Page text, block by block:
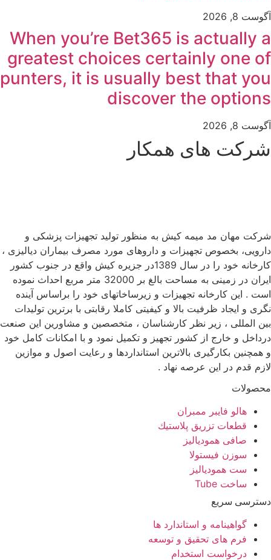
آگوست 8, 2026
When you’re Bet365 is actually a
greatest choices certainly one of
punters, it is usually best that you
discover the options
آگوست 8, 2026
شرکت های همکار
شرکت مهان مد میمه کیش به منظور تولید تجهیزات پزشکی و
دارویی، بخصوص تجهیزات و داروهای مورد مصرف بیماران دیالیزی ،
کارخانه خود را در سال 1389در جزیره کیش واقع در جنوب کشور
ایران در زمینی به مساحت بالغ بر 32000 متر مربع احداث نموده
است . این کارخانه تجهیزات و زیرساخاتهای خود را براساس آینده
نگری و ایجاد ظرفیت بالا و کیفیتی کاملا رقابتی با برترین تولیدات
بین المللی ، زیر نظر کارشناسان ، متخصصین و مشاورین این صنعت
درداخل و خارج از کشور تجهیز و تکمیل نمود و با امکانات کامل خود
و همچنین بکارگیری بالاترین استانداردها و رعایت اصول و موازین
لازم قدم در این عرصه نهاد .
محصولات
هالو فایبر ممبران
قطعات تزريق پلاستيك
صافی همودیالیز
سوزن فیستولا
ست همودیالیز
ساخت Tube
دسترسی سریع
گواهینامه و استاندارد ها
فرم های تحقیق و توسعه
درخواست استخدام